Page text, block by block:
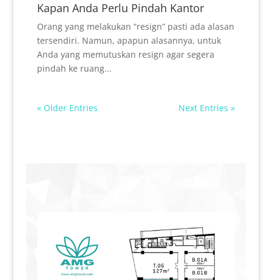
Kapan Anda Perlu Pindah Kantor
Orang yang melakukan “resign” pasti ada alasan
tersendiri. Namun, apapun alasannya, untuk
Anda yang memutuskan resign agar segera
pindah ke ruang...
« Older Entries Next Entries »